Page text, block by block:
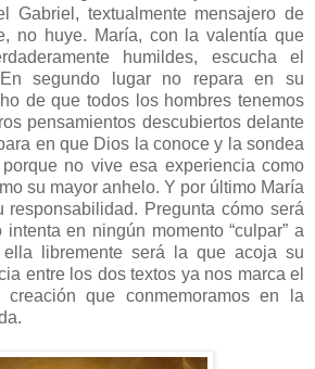
Gabriel, textualmente mensajero de
no huye. María, con la valentía que
humildes, escucha el
segundo lugar no repara en su
de que todos los hombres tenemos
pensamientos descubiertos delante
en que Dios la conoce y la sondea
no vive esa experiencia como
su mayor anhelo. Y por último María
responsabilidad. Pregunta cómo será
en ningún momento “culpar” a
libremente será la que acoja su
entre los dos textos ya nos marca el
creación que conmemoramos en la